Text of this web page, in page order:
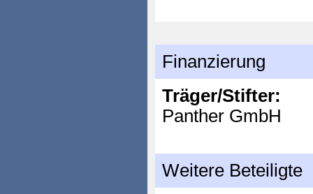
Finanzierung
Träger/Stifter:
Panther GmbH
Weitere Beteiligte